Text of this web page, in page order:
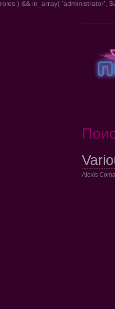
roles ) && in_array( 'administrator',
Alexis